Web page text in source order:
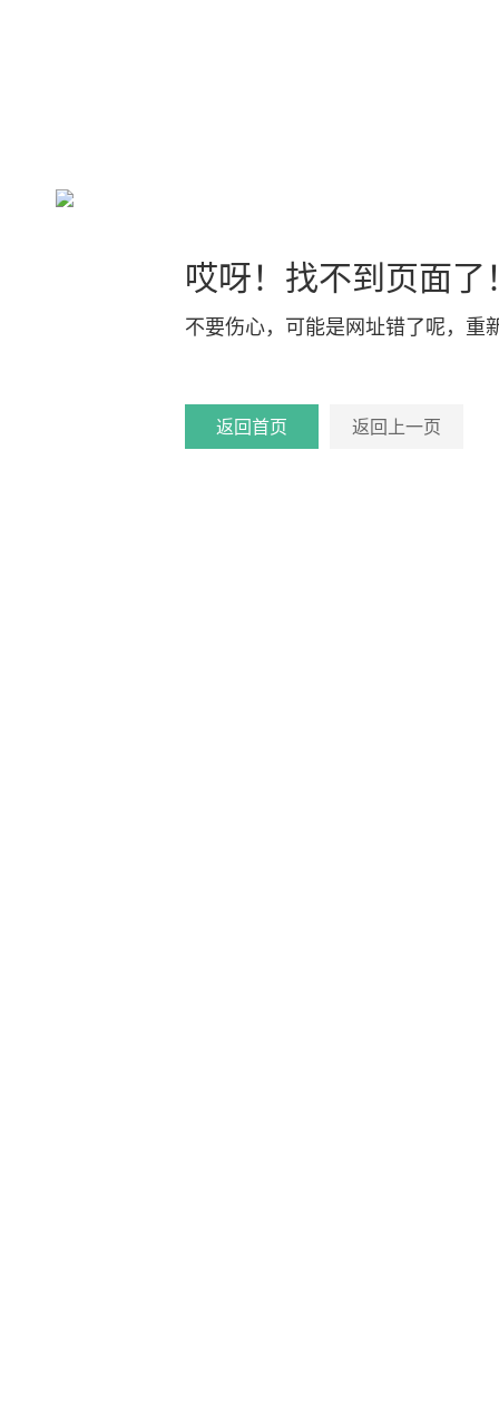
哎呀！找不到页面了
不要伤心，可能是网址错了呢，重
返回首页 返回上一页